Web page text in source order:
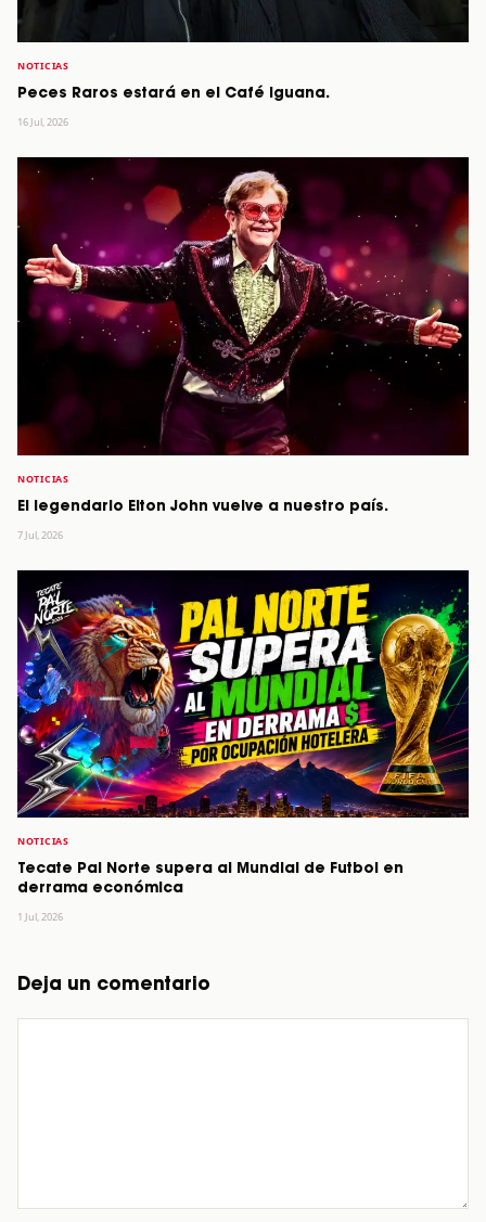
NOTICIAS
Peces Raros estará en el Café Iguana.
16 Jul, 2026
NOTICIAS
El legendario Elton John vuelve a nuestro país.
7 Jul, 2026
NOTICIAS
Tecate Pal Norte supera al Mundial de Futbol en
derrama económica
1 Jul, 2026
Deja un comentario